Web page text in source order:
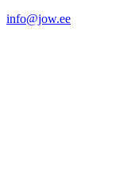
info@jow.ee